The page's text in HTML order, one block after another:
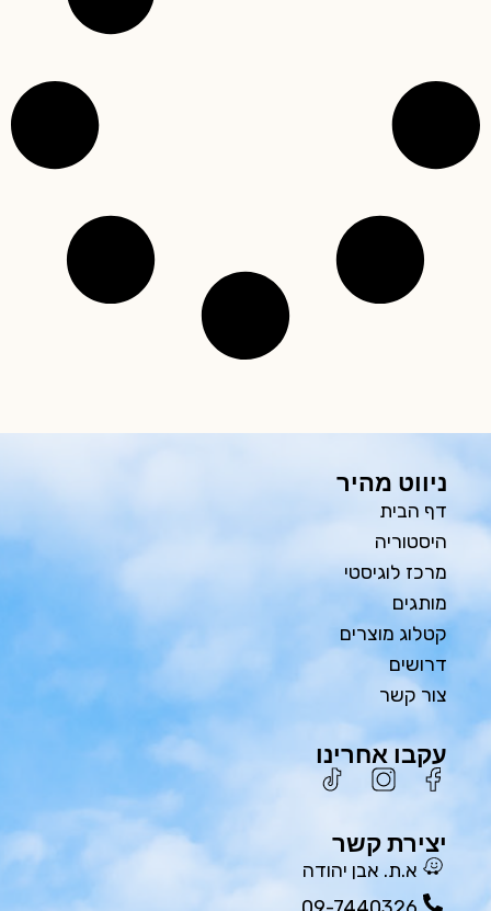
ניווט מהיר
דף הבית
היסטוריה
מרכז לוגיסטי
מותגים
קטלוג מוצרים
דרושים
צור קשר
עקבו אחרינו
יצירת קשר
א.ת. אבן יהודה